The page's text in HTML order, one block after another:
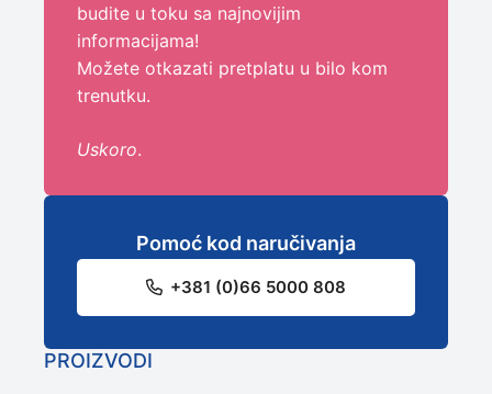
budite u toku sa najnovijim
informacijama!
Možete otkazati pretplatu u bilo kom
trenutku.
Uskoro.
Pomoć kod naručivanja
+381 (0)66 5000 808
PROIZVODI